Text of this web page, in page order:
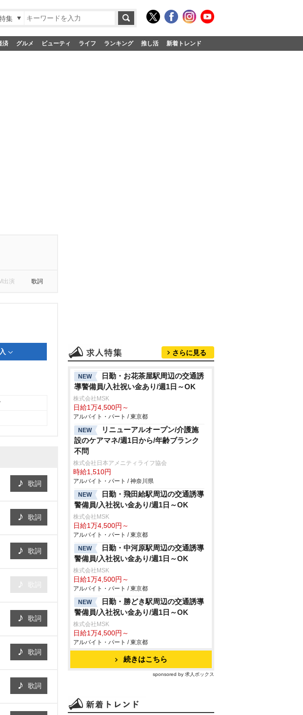
集
済 グルメ ビューティ ライフ ランキング 推し活 新着トレンド
出演 歌詞
歌詞
歌詞
歌詞
歌詞
歌詞
歌詞
さらに見る
NEW
日勤・お花茶屋駅周辺の交通誘
導警備員/入社祝い金あり/週1日～OK
株式会社MSK
日給1万4,500円～
アルバイト・パート / 東京都
NEW
リニューアルオープン/介護施
設のケアマネ/週1日から/年齢ブランク
不問
株式会社日本アメニティライフ協会
時給1,510円
アルバイト・パート / 神奈川県
NEW
日勤・飛田給駅周辺の交通誘導
警備員/入社祝い金あり/週1日～OK
株式会社MSK
日給1万4,500円～
アルバイト・パート / 東京都
NEW
日勤・中河原駅周辺の交通誘導
警備員/入社祝い金あり/週1日～OK
株式会社MSK
日給1万4,500円～
アルバイト・パート / 東京都
NEW
日勤・勝どき駅周辺の交通誘導
警備員/入社祝い金あり/週1日～OK
株式会社MSK
日給1万4,500円～
アルバイト・パート / 東京都
続きはこちら
sponsored by 求人ボックス